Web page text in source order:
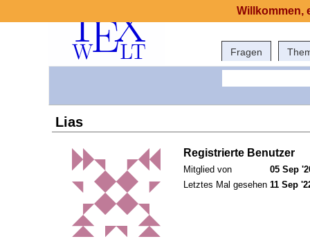
Fragen
Lias
Registrierte Benutzer
Mitglied von
05 Sep
Letztes Mal gesehen 11 Sep
Willkommen,